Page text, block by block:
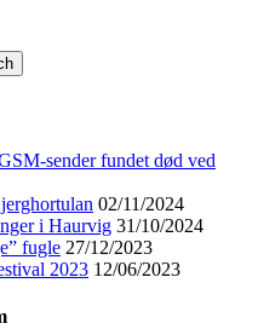
sender fundet død ved
02/11/2024
i Haurvig 31/10/2024
fugle 27/12/2023
2023 12/06/2023